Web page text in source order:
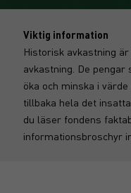
Viktig information
Historisk avkastning
avkastning. De
öka och minska i
tillbaka hela det
du läser fondens
informationsbroschyr